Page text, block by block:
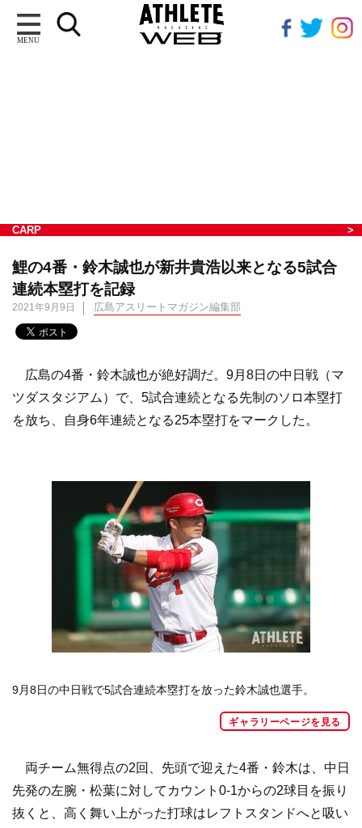
MENU
CARP
鯉の4番・鈴木誠也が新井貴浩以来となる5試合
連続本塁打を記録
2021年9月9日 広島アスリートマガジン編集部
広島の4番・鈴木誠也が絶好調だ。9月8日の中日戦（マ
ツダスタジアム）で、5試合連続となる先制のソロ本塁打
を放ち、自身6年連続となる25本塁打をマークした。
9月8日の中日戦で5試合連続本塁打を放った鈴木誠也選手。
ギャラリーページを見る
両チーム無得点の2回、先頭で迎えた4番・鈴木は、中日
先発の左腕・松葉に対してカウント0-1からの2球目を振り
抜くと、高く舞い上がった打球はレフトスタンドへと吸い